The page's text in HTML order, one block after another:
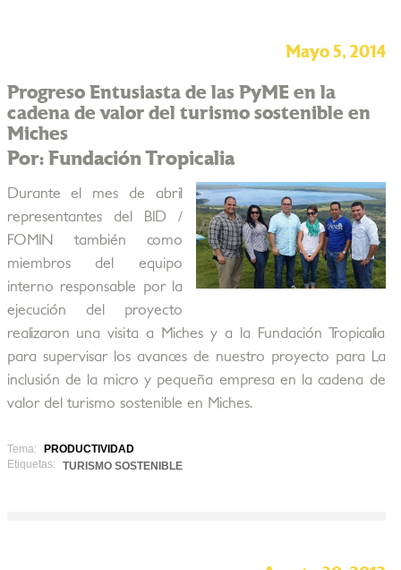
Mayo 5, 2014
Progreso Entusiasta de las PyME en la
cadena de valor del turismo sostenible en
Miches
Por: Fundación Tropicalia
Durante el mes de abril
representantes del BID /
FOMIN también como
miembros del equipo
interno responsable por la
ejecución del proyecto
realizaron una visita a Miches y a la Fundación Tropicalia
para supervisar los avances de nuestro proyecto para La
inclusión de la micro y pequeña empresa en la cadena de
valor del turismo sostenible en Miches.
Tema:
PRODUCTIVIDAD
Etiquetas:
TURISMO SOSTENIBLE